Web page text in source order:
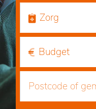
Zorg
Budget